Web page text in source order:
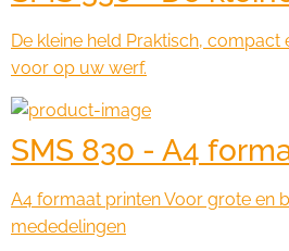
De kleine held Praktisch, compact
voor op uw werf.
SMS 830 - A4
A4 formaat printen Voor grote en
mededelingen